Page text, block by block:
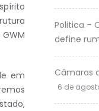
em
Politica –
define
Câmaras
6 de